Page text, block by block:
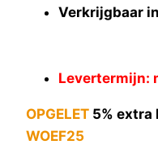
Verkrijgbaar
Levertermijn:
OPGELET 5%
WOEF25